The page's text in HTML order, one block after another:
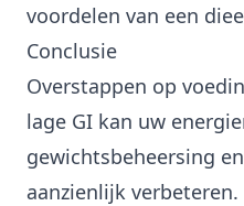
voordelen van een
Conclusie
Overstappen op
lage GI kan uw
gewichtsbeheersing
aanzienlijk